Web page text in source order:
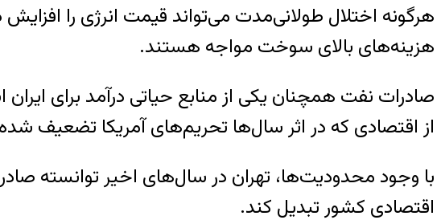
هرگونه اختلال طولانی‌مدت می‌تواند قیمت انرژی را
هزینه‌های بالای سوخت مواجه هستند.
صادرات نفت همچنان یکی از منابع حیاتی درآمد برای
از اقتصادی که در اثر سال‌ها تحریم‌های آمریکا تضعیف
با وجود محدودیت‌ها، تهران در سال‌های اخیر توانسته
اقتصادی کشور تبدیل کند.